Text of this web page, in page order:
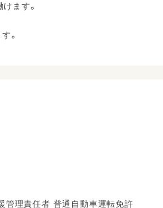
ます。
。
管理責任者 普通自動車運転免許